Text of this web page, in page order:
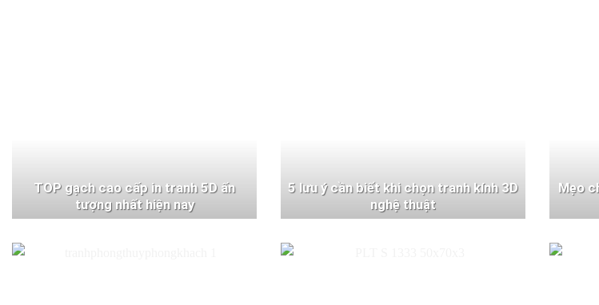
TOP gạch cao cấp in tranh 5D ấn
tượng nhất hiện nay
5 lưu ý cần biết khi chọn tranh kính 3D
nghệ thuật
Mẹo